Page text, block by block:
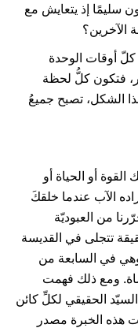
سليمًا إذ يتعايش مع
الآخرين؟
أوقات الوحدة
فتكون كلُّ لحظة
الشكل، تصبح جميعُ
أو الحياة أو
الآب عندما خلقكَ
من العبوديّة
تتجلى في القديسة
وهي في السابعة من
ومع ذلك فهمت
السيّد الحقيقي لكلِّ كائن
هذه الخبرة مصدر